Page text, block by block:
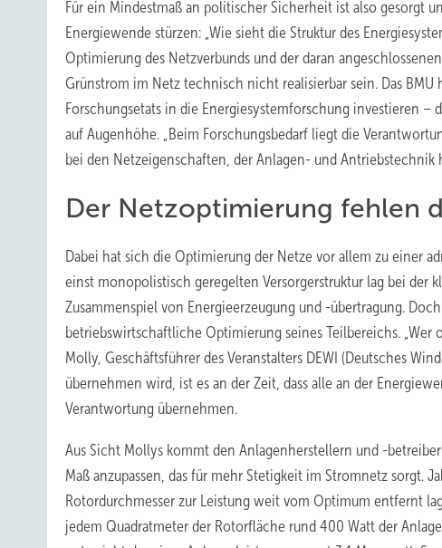
Für ein Mindestmaß an politischer Sicherheit ist also gesorgt
Energiewende stürzen: „Wie sieht die Struktur des
Optimierung des Netzverbunds und der daran
Grünstrom im Netz technisch nicht realisierbar sein. Das
Forschungsetats in die Energiesystemforschung investieren
auf Augenhöhe. „Beim Forschungsbedarf liegt die
bei den Netzeigenschaften, der Anlagen- und Antriebstechnik
Der Netzoptimierung fehlen
Dabei hat sich die Optimierung der Netze vor allem zu einer
einst monopolistisch geregelten Versorgerstruktur lag bei der
Zusammenspiel von Energieerzeugung und -übertragung.
betriebswirtschaftliche Optimierung seines Teilbereichs. „Wer
Molly, Geschäftsführer des Veranstalters DEWI (Deutsches
übernehmen wird, ist es an der Zeit, dass alle an der
Verantwortung übernehmen.
Aus Sicht Mollys kommt den Anlagenherstellern und -
Maß anzupassen, das für mehr Stetigkeit im Stromnetz sorgt.
Rotordurchmesser zur Leistung weit vom Optimum entfernt
jedem Quadratmeter der Rotorfläche rund 400 Watt der